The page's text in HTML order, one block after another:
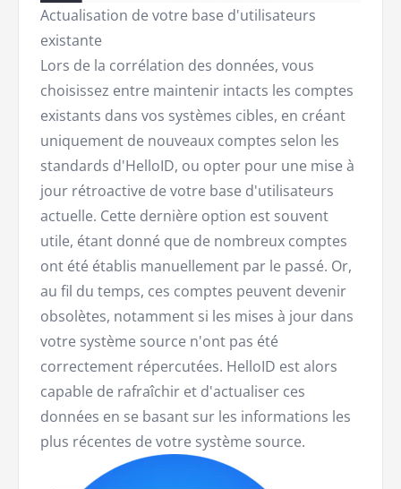
Actualisation de votre base d'utilisateurs
existante
Lors de la corrélation des données, vous
choisissez entre maintenir intacts les comptes
existants dans vos systèmes cibles, en créant
uniquement de nouveaux comptes selon les
standards d'HelloID, ou opter pour une mise à
jour rétroactive de votre base d'utilisateurs
actuelle. Cette dernière option est souvent
utile, étant donné que de nombreux comptes
ont été établis manuellement par le passé. Or,
au fil du temps, ces comptes peuvent devenir
obsolètes, notamment si les mises à jour dans
votre système source n'ont pas été
correctement répercutées. HelloID est alors
capable de rafraîchir et d'actualiser ces
données en se basant sur les informations les
plus récentes de votre système source.